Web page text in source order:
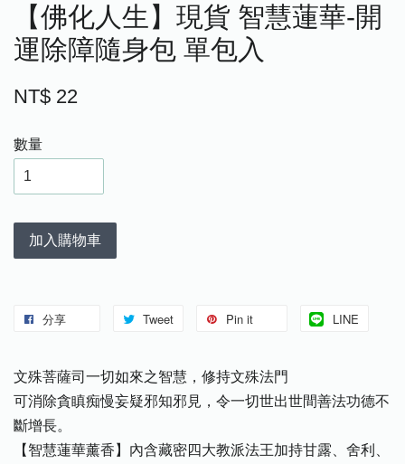
【佛化人生】現貨 智慧蓮華-開
運除障隨身包 單包入
NT$ 22
數量
加入購物車
分享 Tweet Pin it LINE
文殊菩薩司一切如來之智慧，修持文殊法門
可消除貪瞋痴慢妄疑邪知邪見，令一切世出世間善法功德不
斷增長。
【智慧蓮華薰香】內含藏密四大教派法王加持甘露、舍利、